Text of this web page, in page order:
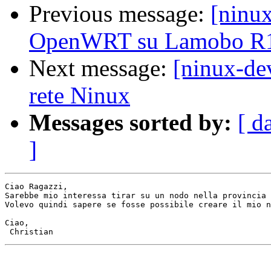
Previous message:
OpenWRT su Lamobo
Next message: [ninux-
rete Ninux
Messages sorted by: [
]
Ciao Ragazzi,
Sarebbe mio interessa tirar su un nodo nella
Volevo quindi sapere se fosse possibile creare il mio
Ciao,